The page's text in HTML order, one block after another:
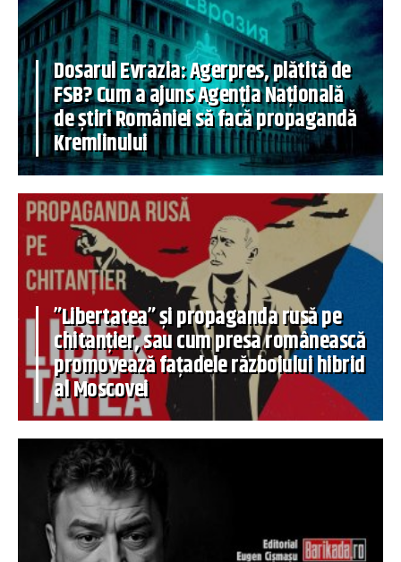
Dosarul Evrazia: Agerpres, plătită de
FSB? Cum a ajuns Agenția Națională
de știri României să facă propagandă
Kremlinului
”Libertatea” și propaganda rusă pe
chitanțier, sau cum presa românească
promovează fațadele războiului hibrid
al Moscovei